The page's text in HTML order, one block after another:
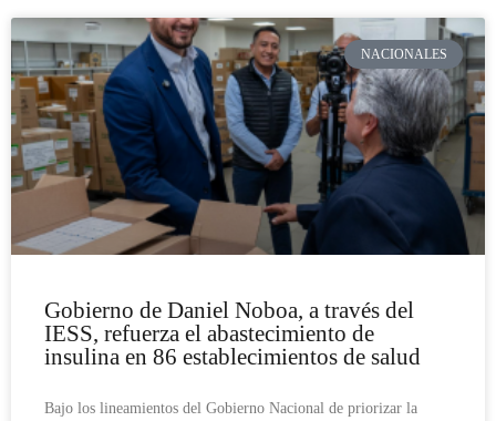
NACIONALES
Gobierno de Daniel Noboa, a través del
IESS, refuerza el abastecimiento de
insulina en 86 establecimientos de salud
Bajo los lineamientos del Gobierno Nacional de priorizar la